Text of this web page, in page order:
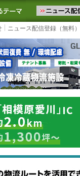
届けします。物
りに追加 よく見るテー
ニュース配信登録（無料）